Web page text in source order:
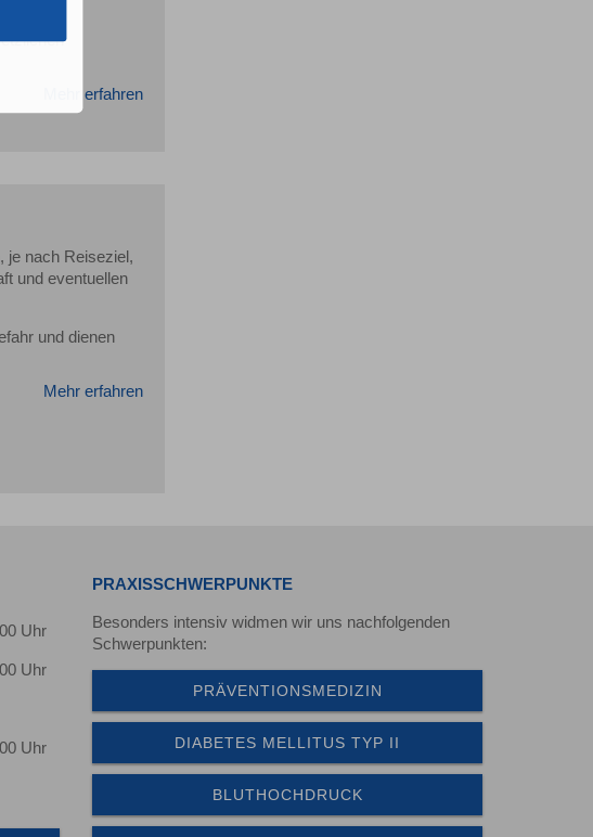
Mehr erfahren
je nach Reiseziel,
und eventuellen
und dienen
Mehr erfahren
Uhr
Uhr
Uhr
PRAXISSCHWERPUNKTE
Besonders intensiv widmen wir uns nachfolgenden
Schwerpunkten:
PRÄVENTIONSMEDIZIN
DIABETES MELLITUS TYP II
BLUTHOCHDRUCK